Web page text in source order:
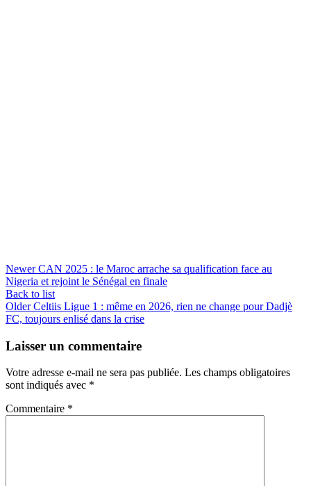
Newer CAN 2025 : le Maroc arrache sa qualification face au
Nigeria et rejoint le Sénégal en finale
Back to list
Older Celtiis Ligue 1 : même en 2026, rien ne change pour Dadjè
FC, toujours enlisé dans la crise
Laisser un commentaire
Votre adresse e-mail ne sera pas publiée. Les champs obligatoires
sont indiqués avec *
Commentaire *